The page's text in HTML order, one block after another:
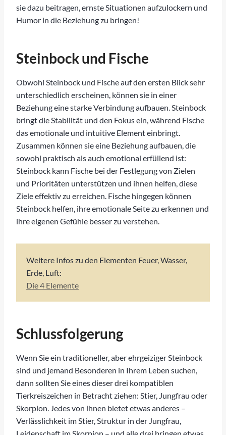
sie dazu beitragen, ernste Situationen aufzulockern und
Humor in die Beziehung zu bringen!
Steinbock und Fische
Obwohl Steinbock und Fische auf den ersten Blick sehr
unterschiedlich erscheinen, können sie in einer
Beziehung eine starke Verbindung aufbauen. Steinbock
bringt die Stabilität und den Fokus ein, während Fische
das emotionale und intuitive Element einbringt.
Zusammen können sie eine Beziehung aufbauen, die
sowohl praktisch als auch emotional erfüllend ist:
Steinbock kann Fische bei der Festlegung von Zielen
und Prioritäten unterstützen und ihnen helfen, diese
Ziele effektiv zu erreichen. Fische hingegen können
Steinbock helfen, ihre emotionale Seite zu erkennen und
ihre eigenen Gefühle besser zu verstehen.
Weitere Infos zu den Elementen Feuer, Wasser,
Erde, Luft:
Die 4 Elemente
Schlussfolgerung
Wenn Sie ein traditioneller, aber ehrgeiziger Steinbock
sind und jemand Besonderen in Ihrem Leben suchen,
dann sollten Sie eines dieser drei kompatiblen
Tierkreiszeichen in Betracht ziehen: Stier, Jungfrau oder
Skorpion. Jedes von ihnen bietet etwas anderes –
Verlässlichkeit im Stier, Struktur in der Jungfrau,
Leidenschaft im Skorpion – und alle drei bringen etwas